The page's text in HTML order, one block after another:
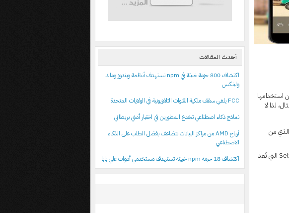
أحدث المقالات
اكتشاف 800 حزمة خبيثة في npm تستهدف أنظمة ويندوز وماك
ولينكس
FCC يلغي سقف ملكية القنوات التلفزيونية في الولايات المتحدة
نماذج ذكاء اصطناعي تخدع المطورين في اختبار أمني بريطاني
أرباح AMD من مراكز البيانات تتضاعف بفضل الطلب على الذكاء
الاصطناعي
اكتشاف 18 حزمة npm خبيثة تستهدف مستخدمي أدوات علي بابا
استخدامها
لذا لا
من
التعليمات تظهر على الشاشة عند تشغيل التطبيق مع وجود أدوات للتصوير بشكل آلي وخصوصًا لمحبي صور الـ Selfie التي تُعد